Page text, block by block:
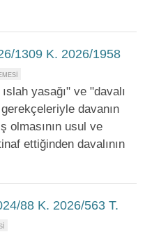
1309 K. 2026/1958
yasağı" ve "davalı
davanın
olmasının usul ve
ettiğinden davalının
88 K. 2026/563 T.